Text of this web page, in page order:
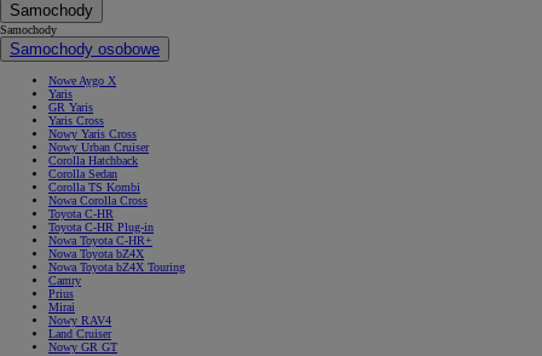
Samochody
Samochody
Samochody osobowe
Nowe Aygo X
Yaris
GR Yaris
Yaris Cross
Nowy Yaris Cross
Nowy Urban Cruiser
Corolla Hatchback
Corolla Sedan
Corolla TS Kombi
Nowa Corolla Cross
Toyota C-HR
Toyota C-HR Plug-in
Nowa Toyota C-HR+
Nowa Toyota bZ4X
Nowa Toyota bZ4X Touring
Camry
Prius
Mirai
Nowy RAV4
Land Cruiser
Nowy GR GT